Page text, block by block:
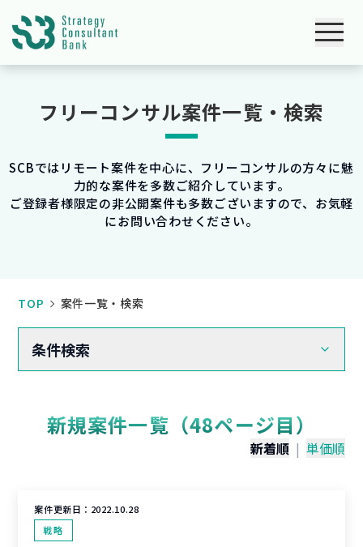
フリーコンサル案件一覧・検索
SCBではリモート案件を中心に、フリーコンサルの方々に魅
力的な案件を多数ご紹介しています。
ご登録者様限定の非公開案件も多数ございますので、お気軽
にお問い合わせください。
TOP 案件一覧・検索
条件検索
新規案件一覧（48ページ目）
新着順 | 単価順
案件更新日： 2022.10.28
戦略